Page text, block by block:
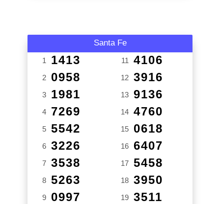
Santa Fe
1 1413
2 0958
3 1981
4 7269
5 5542
6 3226
7 3538
8 5263
9 0997
11 4106
12 3916
13 9136
14 4760
15 0618
16 6407
17 5458
18 3950
19 3511